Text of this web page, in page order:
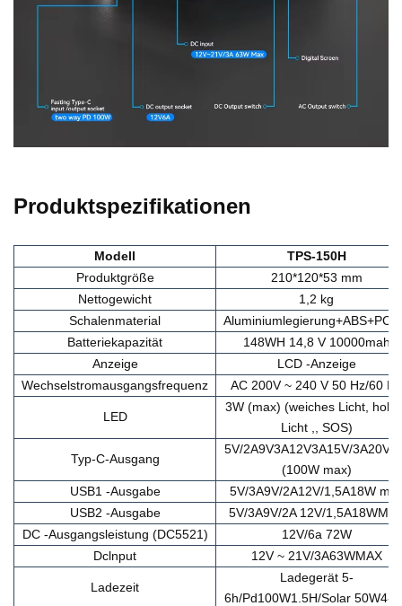
Produktspezifikationen
Modell
TPS-150H
Produktgröße
210*120*53 mm
Nettogewicht
1,2 kg
Schalenmaterial
Batteriekapazität
148WH 14,8 V 10000mah
Anzeige
LCD -Anzeige
Wechselstromausgangsfrequenz
AC 200V ~ 240 V 50 Hz/60 Hz
LED
3W (max) (weiches Licht,
Licht ,, SOS)
Typ-C-Ausgang
5V/2A9V3A12V3A15V/3A20V/
(100W max)
USB1 -Ausgabe
5V/3A9V/2A12V/1,5A18W
USB2 -Ausgabe
5V/3A9V/2A 12V/
DC -Ausgangsleistung (DC5521)
12V/6a 72W
Dclnput
12V ~ 21V/3A63WMAX
Ladezeit
Ladegerät 5-
6h/Pd100W1.5H/Solar 50W4-